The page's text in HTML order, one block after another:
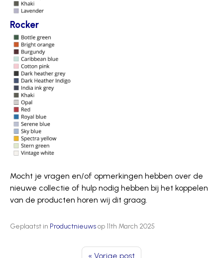
Rocker
Mocht je vragen en/of opmerkingen hebben over de
nieuwe collectie of hulp nodig hebben bij het koppelen
van de producten horen wij dit graag.
Geplaatst in Productnieuwsop 11th March 2025
« Vorige post